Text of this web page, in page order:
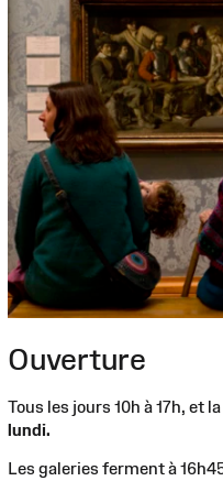
Ouverture
Tous les jours 10h à 17h, et
lundi.
Les galeries ferment à